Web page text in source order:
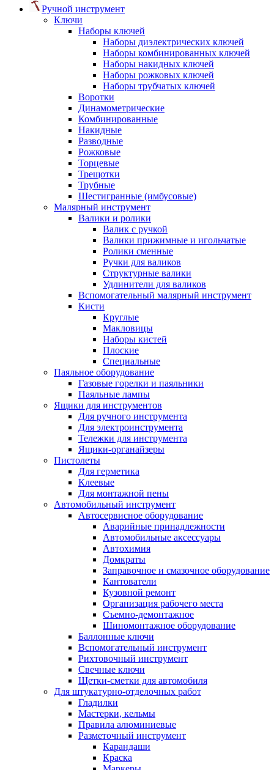
Ручной инструмент
Ключи
Наборы ключей
Наборы диэлектрических ключей
Наборы комбинированных ключей
Наборы накидных ключей
Наборы рожковых ключей
Наборы трубчатых ключей
Воротки
Динамометрические
Комбинированные
Накидные
Разводные
Рожковые
Торцевые
Трещотки
Трубные
Шестигранные (имбусовые)
Малярный инструмент
Валики и ролики
Валик с ручкой
Валики прижимные и игольчатые
Ролики сменные
Ручки для валиков
Структурные валики
Удлинители для валиков
Вспомогательный малярный инструмент
Кисти
Круглые
Макловицы
Наборы кистей
Плоские
Специальные
Паяльное оборудование
Газовые горелки и паяльники
Паяльные лампы
Ящики для инструментов
Для ручного инструмента
Для электроинструмента
Тележки для инструмента
Ящики-органайзеры
Пистолеты
Для герметика
Клеевые
Для монтажной пены
Автомобильный инструмент
Автосервисное оборудование
Аварийные принадлежности
Автомобильные аксессуары
Автохимия
Домкраты
Заправочное и смазочное оборудование
Кантователи
Кузовной ремонт
Организация рабочего места
Съемно-демонтажное
Шиномонтажное оборудование
Баллонные ключи
Вспомогательный инструмент
Рихтовочный инструмент
Свечные ключи
Щетки-сметки для автомобиля
Для штукатурно-отделочных работ
Гладилки
Мастерки, кельмы
Правила алюминиевые
Разметочный инструмент
Карандаши
Краска